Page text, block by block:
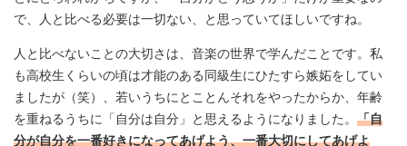
で、人と比べる必要は一切ない、と思っていてほしいですね。
人と比べないことの大切さは、音楽の世界で学んだことです。私
も高校生くらいの頃は才能のある同級生にひたすら嫉妬をしてい
ましたが（笑）、若いうちにとことんそれをやったからか、年齢
を重ねるうちに「自分は自分」と思えるようになりました。 「自
分が自分を一番好きになってあげよう、一番大切にしてあげよ